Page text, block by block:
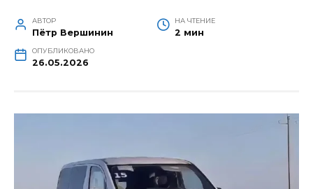
АВТОР
Пётр Вершинин
НА ЧТЕНИЕ
2 мин
ОПУБЛИКОВАНО
26.05.2026